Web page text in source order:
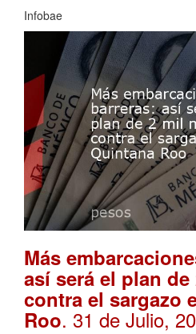
Infobae
Más
así será el plan
contra el sargazo
Roo. 31 de Julio,